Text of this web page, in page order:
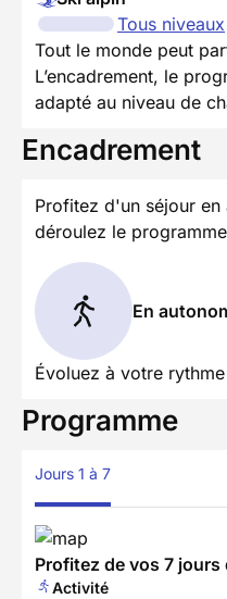
Tous niveaux
Tout le monde peut
L’encadrement, le
adapté au niveau de
Encadrement
Profitez d'un séjour
déroulez le
En
Évoluez à votre
Programme
Jours 1 à 7
Profitez de vos 7 jours
Activité